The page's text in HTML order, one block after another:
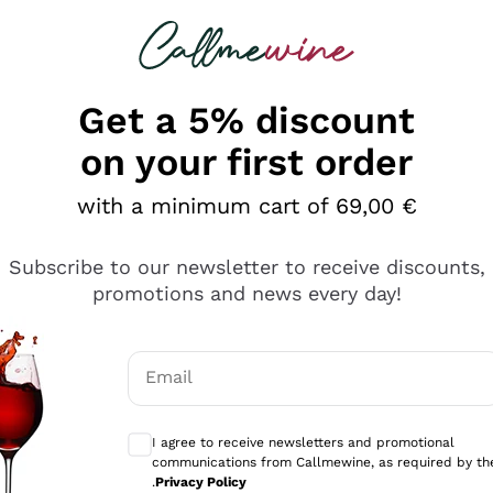
looking for
diversi e con un ampio range di prezzo. Le
Get a 5% discount
on your first order
with a minimum cart of 69,00 €
Subscribe to our newsletter to receive discounts,
promotions and news every day!
Email
I agree to receive newsletters and promotional
communications from Callmewine, as required by
.Privacy Policy